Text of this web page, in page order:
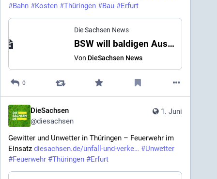
#Bahn #Kosten #Thüringen #Bau #Erfurt
Die Sachsen News
BSW will baldigen Ausbau von «Mitte-Deutschland-Verbindung»
Von DieSachsen News
0
1. Juni
DieSachsen
@diesachsen
Gewitter und Unwetter in Thüringen – Feuerwehr im
Einsatz diesachsen.de/unfall-und-verke #Unwetter
#Feuerwehr #Thüringen #Erfurt